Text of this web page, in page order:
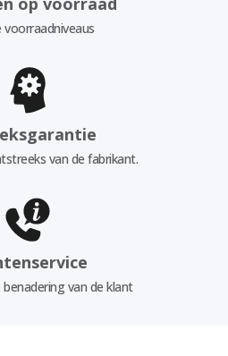
voorraadniveaus
van de fabrikant.
benadering van de klant